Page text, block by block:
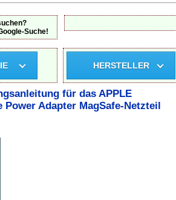
Suche!
HERSTELLER
für das APPLE
Power Adapter MagSafe-Netzteil